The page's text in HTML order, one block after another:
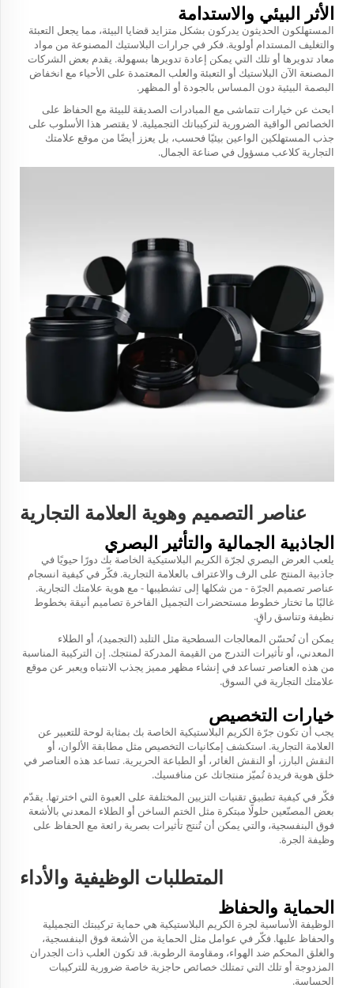
الأثر البيئي والاستدامة
المستهلكون الحديثون يدركون بشكل متزايد قضايا البيئة، مما يجعل التعبئة
والتغليف المستدام أولوية. فكر في جرارات البلاستيك المصنوعة من مواد
معاد تدويرها أو تلك التي يمكن إعادة تدويرها بسهولة. يقدم بعض الشركات
المصنعة الآن البلاستيك أو التعبئة والعلب المعتمدة على الأحياء مع انخفاض
البصمة البيئية دون المساس بالجودة أو المظهر.
ابحث عن خيارات تتماشى مع المبادرات الصديقة للبيئة مع الحفاظ على
الخصائص الواقية الضرورية لتركيباتك التجميلية. لا يقتصر هذا الأسلوب على
جذب المستهلكين الواعين بيئيًا فحسب، بل يعزز أيضًا من موقع علامتك
التجارية كلاعب مسؤول في صناعة الجمال.
عناصر التصميم وهوية العلامة التجارية
الجاذبية الجمالية والتأثير البصري
يلعب العرض البصري لجرّة الكريم البلاستيكية الخاصة بك دورًا حيويًا في
جاذبية المنتج على الرف والاعتراف بالعلامة التجارية. فكّر في كيفية انسجام
عناصر تصميم الجرّة - من شكلها إلى تشطيبها - مع هوية علامتك التجارية.
غالبًا ما تختار خطوط مستحضرات التجميل الفاخرة تصاميم أنيقة بخطوط
نظيفة وتناسق راقٍ.
يمكن أن تُحسّن المعالجات السطحية مثل التلبد (التجميد)، أو الطلاء
المعدني، أو تأثيرات التدرج من القيمة المدركة لمنتجك. إن التركيبة المناسبة
من هذه العناصر تساعد في إنشاء مظهر مميز يجذب الانتباه ويعبر عن موقع
علامتك التجارية في السوق.
خيارات التخصيص
يجب أن تكون جرّة الكريم البلاستيكية الخاصة بك بمثابة لوحة للتعبير عن
العلامة التجارية. استكشف إمكانيات التخصيص مثل مطابقة الألوان، أو
النقش البارز، أو النقش الغائر، أو الطباعة الحريرية. تساعد هذه العناصر في
خلق هوية فريدة تُميّز منتجاتك عن منافسيك.
فكّر في كيفية تطبيق تقنيات التزيين المختلفة على العبوة التي اخترتها. يقدّم
بعض المصنّعين حلولًا مبتكرة مثل الختم الساخن أو الطلاء المعدني بالأشعة
فوق البنفسجية، والتي يمكن أن تُنتج تأثيرات بصرية رائعة مع الحفاظ على
وظيفة الجرة.
المتطلبات الوظيفية والأداء
الحماية والحفاظ
الوظيفة الأساسية لجرة الكريم البلاستيكية هي حماية تركيبتك التجميلية
والحفاظ عليها. فكّر في عوامل مثل الحماية من الأشعة فوق البنفسجية،
والغلق المحكم ضد الهواء، ومقاومة الرطوبة. قد تكون العلب ذات الجدران
المزدوجة أو تلك التي تمتلك خصائص حاجزية خاصة ضرورية للتركيبات
الحساسة.